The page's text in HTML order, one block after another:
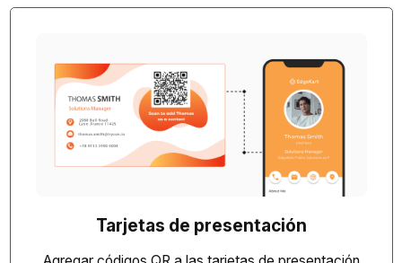
Tarjetas de presentación